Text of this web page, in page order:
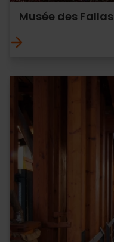
Musée des Fallas